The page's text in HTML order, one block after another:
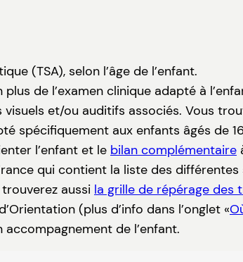
(TSA), selon l’âge de l’enfant.
plus de l’examen clinique adapté à
et/ou auditifs associés. Vous
spécifiquement aux enfants âgés de
l’enfant et le bilan complémentaire
qui contient la liste des
aussi la grille de répérage des
(plus d’info dans l’onglet «
de l’enfant.